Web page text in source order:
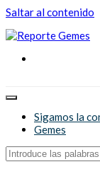
Saltar al contenido
Sigamos la
Gemes